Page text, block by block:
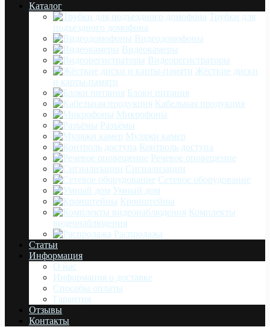
Каталог
Трубки для
подъездного домофона
Видеодомофоны
Видеокамеры
Видеорегистраторы
Жёсткие диски
и карты-памяти
Блоки питания
Кабельная продукция
Микрофоны
Разъёмы
Муляжи камер
Контроль доступа
Речевое оповещение
Сигнализации
Сетевое оборудование
Умный дом
Кронштейны
Комплекты
видеонаблюдения
Распродажа
Статьи
Информация
О нас
Информация о доставке
Cпособы оплаты
Гарантия
Отзывы
Контакты